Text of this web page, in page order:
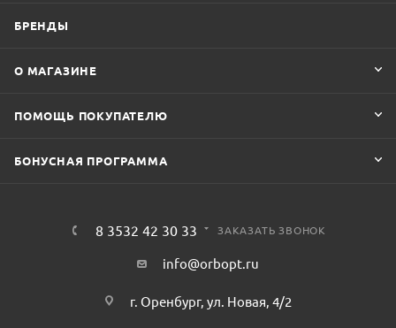
БРЕНДЫ
О МАГАЗИНЕ
ПОМОЩЬ ПОКУПАТЕЛЮ
БОНУСНАЯ ПРОГРАММА
8 3532 42 30 33 ЗАКАЗАТЬ ЗВОНОК
info@orbopt.ru
г. Оренбург, ул. Новая, 4/2